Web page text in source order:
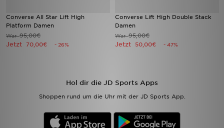
Converse All Star Lift High
Platform Damen
War95,00€
Jetzt 70,00€ - 26%
Converse Lift High Double Stack
Damen
War95,00€
Jetzt 50,00€ - 47%
Hol dir die JD Sports Apps
Shoppen rund um die Uhr mit der JD Sports App.
Meine Nachrichten
Bestellverfolgung